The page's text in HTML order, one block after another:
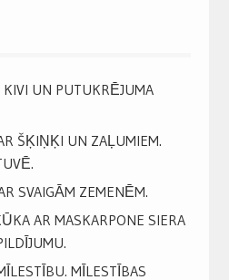
UN PUTUKRĒJUMA
ŠĶIŅĶI UN ZAĻUMIEM.
SVAIGĀM ZEMENĒM.
AR MASKARPONE SIERA
MĪLESTĪBAS